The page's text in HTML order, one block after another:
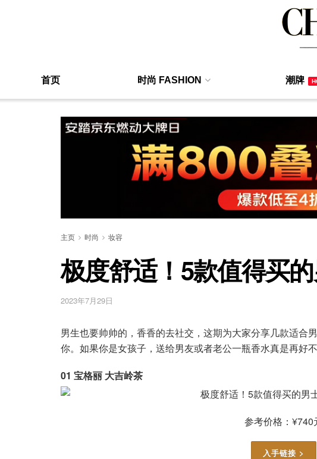
首页 时尚 FASHION 潮牌
主页 时尚 妆容
极度舒适！5款值得买
2023年7月29日
男生也要帅帅的，香香的去社交，这期为大家分享几款适合
你。如果你是女孩子，送给男友或者老公一瓶香水真是再好不
01 宝格丽 大吉岭茶
参考价格：¥740
入手链接 >